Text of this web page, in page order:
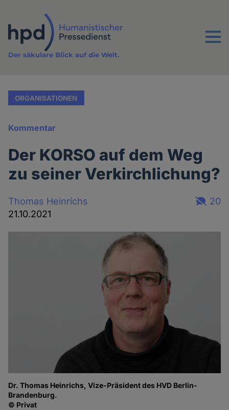
Inhalt
Menu
Der säkulare Blick auf die Welt.
ORGANISATIONEN
Kommentar
Der KORSO auf dem Weg
zu seiner Verkirchlichung?
Thomas Heinrichs
21.10.2021
20
Dr. Thomas Heinrichs, Vize-Präsident des HVD Berlin-
Brandenburg.
© Privat